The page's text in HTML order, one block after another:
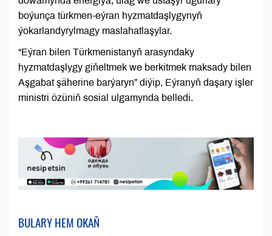
boýunça türkmen-eýran hyzmatdaşlygynyň
ýokarlandyrylmagy maslahatlaşylar.
“Eýran bilen Türkmenistanyň arasyndaky
hyzmatdaşlygy giňeltmek we berkitmek maksady bilen
Aşgabat şäherine barýaryn” diýip, Eýranyň daşary işler
ministri özüniň sosial ulgamynda belledi.
BULARY HEM OKAŇ